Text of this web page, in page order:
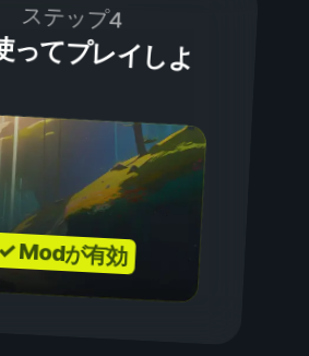
ステップ4
ってプレイしよ
✓ Modが有効